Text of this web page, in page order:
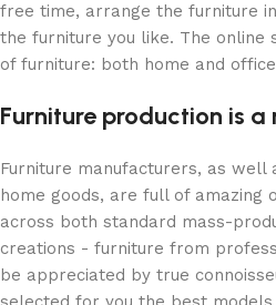
free time, arrange the furniture
the furniture you like. The online
of furniture: both home and
Furniture production is
Furniture manufacturers, as well
home goods, are full of amazing
across both standard mass-
creations - furniture from
be appreciated by true